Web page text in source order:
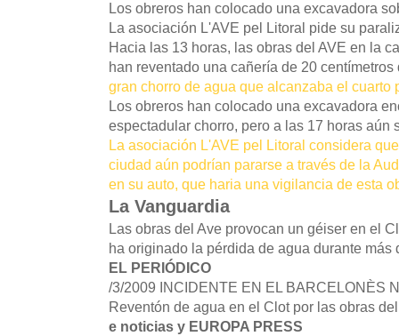
Los obreros han colocado una excavadora
La asociación L'AVE pel Litoral pide su
Hacia las 13 horas, las obras del AVE en la
han reventado una cañería de 20 centímetros
gran chorro de agua que alcanzaba el cuarto
Los obreros han colocado una excavadora
espectadular chorro, pero a las 17 horas aún
La asociación L'AVE pel Litoral considera
ciudad aún podrían pararse a través de la
en su auto, que haria una vigilancia de esta
La Vanguardia
Las obras del Ave provocan un géiser en el
ha originado la pérdida de agua durante más
EL PERIÓDICO
/3/2009 INCIDENTE EN EL BARCELONÈS
Reventón de agua en el Clot por las obras
e noticias y EUROPA PRESS